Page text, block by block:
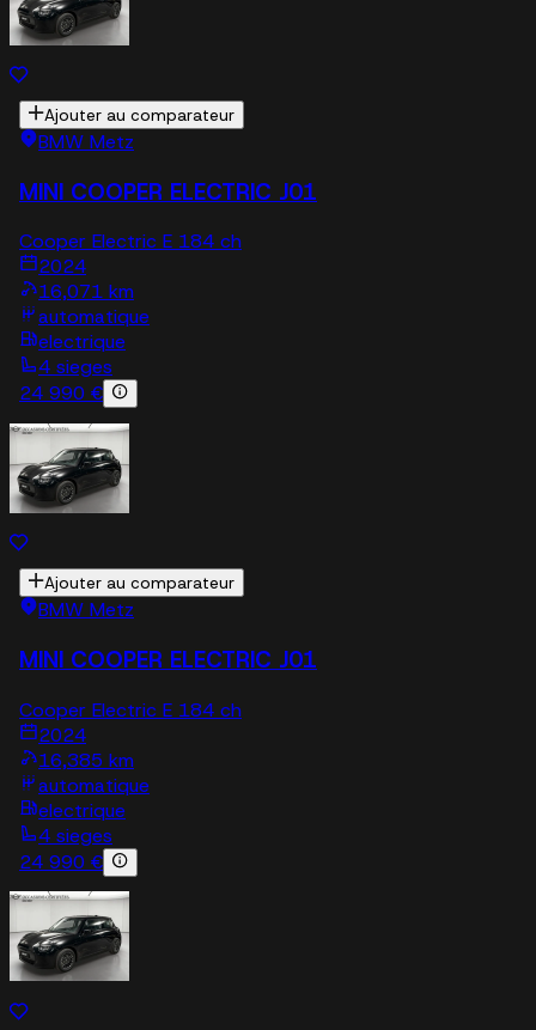
Ajouter au comparateur
BMW Metz
MINI COOPER ELECTRIC J01
Cooper Electric E 184 ch
2024
16,071 km
automatique
electrique
4 sieges
24 990 €
Ajouter au comparateur
BMW Metz
MINI COOPER ELECTRIC J01
Cooper Electric E 184 ch
2024
16,385 km
automatique
electrique
4 sieges
24 990 €